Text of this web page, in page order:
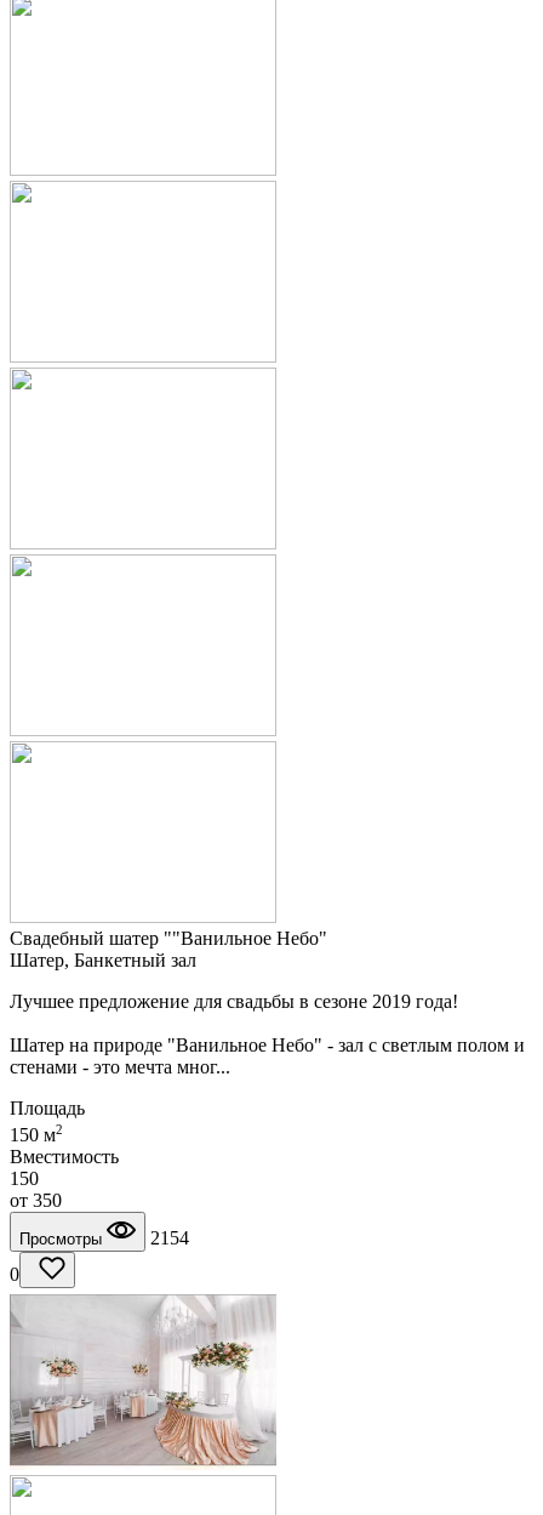
Свадебный шатер ""Ванильное Небо"
Шатер, Банкетный зал
Лучшее предложение для свадьбы в сезоне 2019 года!
Шатер на природе "Ванильное Небо" - зал с светлым полом и
стенами - это мечта мног...
Площадь
150 м2
Вместимость
150
от 350
Просмотры
2154
0